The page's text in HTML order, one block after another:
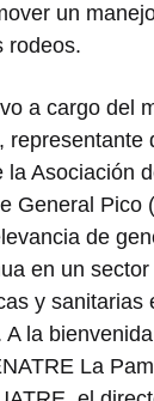
un
rodeos.
a cargo del
representante
la Asociación
General Pico
de
en un
y sanitarias
la
La